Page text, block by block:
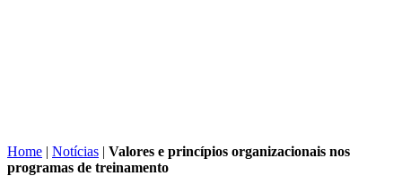
Home | Notícias | Valores e princípios organizacionais nos
programas de treinamento